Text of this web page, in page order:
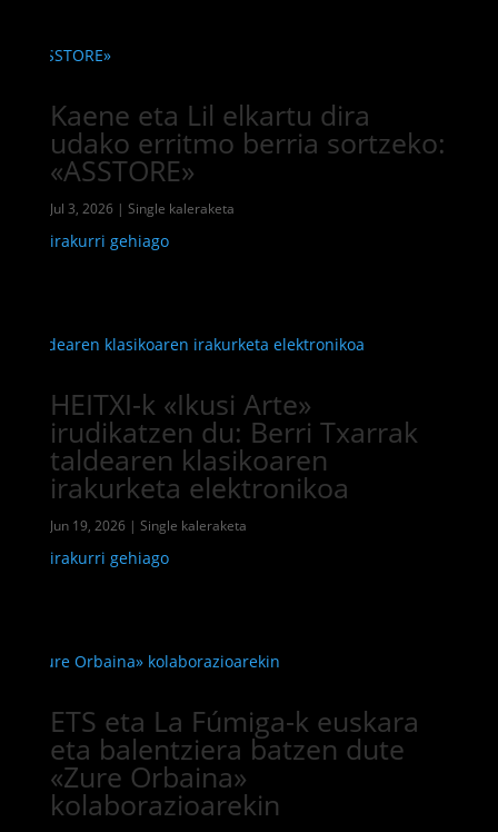
Kaene eta Lil elkartu dira
udako erritmo berria sortzeko:
«ASSTORE»
Jul 3, 2026 | Single kaleraketa
irakurri gehiago
HEITXI-k «Ikusi Arte»
irudikatzen du: Berri Txarrak
taldearen klasikoaren
irakurketa elektronikoa
Jun 19, 2026 | Single kaleraketa
irakurri gehiago
ETS eta La Fúmiga-k euskara
eta balentziera batzen dute
«Zure Orbaina»
kolaborazioarekin